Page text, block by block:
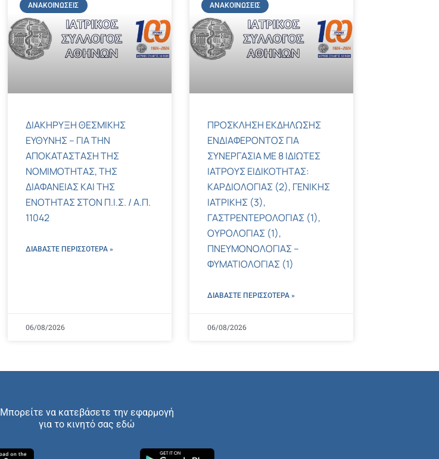
ΑΝΑΚΟΙΝΏΣΕΙΣ
ΔΙΑΚΗΡΥΞΗ ΘΕΣΜΙΚΗΣ
ΕΥΘΥΝΗΣ – ΓΙΑ ΤΗΝ
ΑΠΟΚΑΤΑΣΤΑΣΗ ΤΗΣ
ΝΟΜΙΜΟΤΗΤΑΣ, ΤΗΣ
ΔΙΑΦΑΝΕΙΑΣ ΚΑΙ ΤΗΣ
ΕΝΟΤΗΤΑΣ ΣΤΟΝ Π.Ι.Σ. / Α.Π.
11042
ΔΙΑΒΑΣΤΕ ΠΕΡΙΣΣΌΤΕΡΑ »
06/08/2026
ΑΝΑΚΟΙΝΏΣΕΙΣ
ΠΡΟΣΚΛΗΣΗ ΕΚΔΗΛΩΣΗΣ
ΕΝΔΙΑΦΕΡΟΝΤΟΣ ΓΙΑ
ΣΥΝΕΡΓΑΣΙΑ ΜΕ 8 ΙΔΙΩΤΕΣ
ΙΑΤΡΟΥΣ ΕΙΔΙΚΟΤΗΤΑΣ:
ΚΑΡΔΙΟΛΟΓΙΑΣ (2), ΓΕΝΙΚΗΣ
ΙΑΤΡΙΚΗΣ (3),
ΓΑΣΤΡΕΝΤΕΡΟΛΟΓΙΑΣ (1),
ΟΥΡΟΛΟΓΙΑΣ (1),
ΠΝΕΥΜΟΝΟΛΟΓΙΑΣ –
ΦΥΜΑΤΙΟΛΟΓΙΑΣ (1)
ΔΙΑΒΑΣΤΕ ΠΕΡΙΣΣΌΤΕΡΑ »
06/08/2026
Μπορείτε να κατεβάσετε την εφαρμογή
για το κινητό σας εδώ